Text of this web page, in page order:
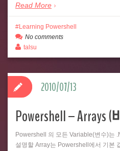
Read More
Learning Powershell
No comments
talsu
Powershell – Arrays
Powershell 의 모든 Variable(변수)는
설명할 Array는 Powershell에서 기본
2010/07/13